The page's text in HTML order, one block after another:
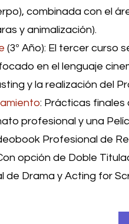
combinada con el
y animalización).
(3º Año): El tercer curso
en el lenguaje
y la realización del
: Prácticas finales
profesional y una
Profesional de
opción de Doble
de Drama y Acting for